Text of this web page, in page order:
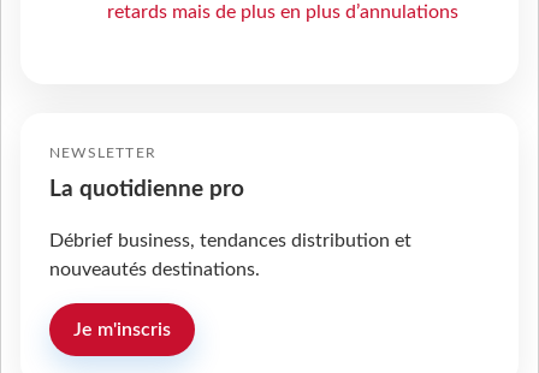
retards mais de plus en plus d’annulations
NEWSLETTER
La quotidienne pro
Débrief business, tendances distribution et
nouveautés destinations.
Je m'inscris